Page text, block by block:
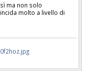
ma non solo
molto a livello di